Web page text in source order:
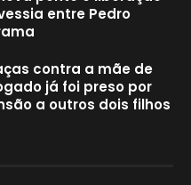
entre Pedro
contra a mãe de
já foi preso por
a outros dois filhos